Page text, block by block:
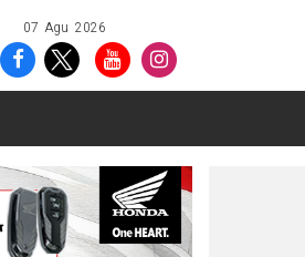
07 Agu 2026